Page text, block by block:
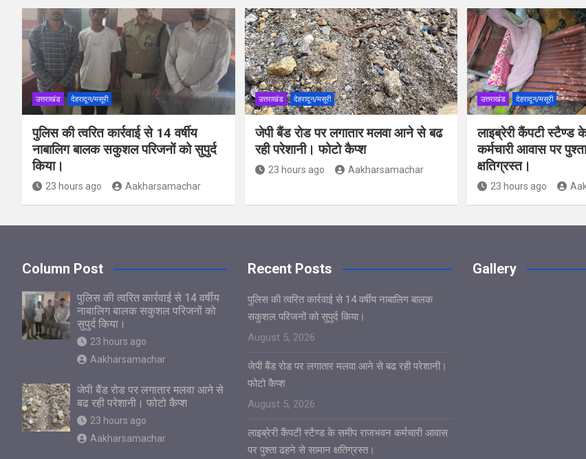
उत्तराखंड देहरादून/मसूरी
पुलिस की त्वरित कार्रवाई से 14 वर्षीय
नाबालिग बालक सकुशल परिजनों को सुपुर्द
किया।
23 hours ago Aakharsamachar
उत्तराखंड देहरादून/मसूरी
जेपी बैंड रोड पर लगातार मलवा आने से बढ
रही परेशानी। फोटो कैप्श
23 hours ago Aakharsamachar
उत्तराखंड देहरादून/मसूरी
लाइब्रेरी कैंपटी स्टैण्ड
कर्मचारी आवास पर
क्षतिग्रस्त।
23 hours ago
Column Post
पुलिस की त्वरित कार्रवाई से 14 वर्षीय
नाबालिग बालक सकुशल परिजनों को
सुपुर्द किया।
23 hours ago
Aakharsamachar
जेपी बैंड रोड पर लगातार मलवा आने से
बढ रही परेशानी। फोटो कैप्श
23 hours ago
Aakharsamachar
Recent Posts
पुलिस की त्वरित कार्रवाई से 14 वर्षीय नाबालिग बालक
सकुशल परिजनों को सुपुर्द किया।
August 5, 2026
जेपी बैंड रोड पर लगातार मलवा आने से बढ रही परेशानी।
फोटो कैप्श
August 5, 2026
लाइब्रेरी कैंपटी स्टैण्ड के समीप राजभवन कर्मचारी आवास
पर पुश्ता ढहने से सामान क्षतिग्रस्त।
Gallery